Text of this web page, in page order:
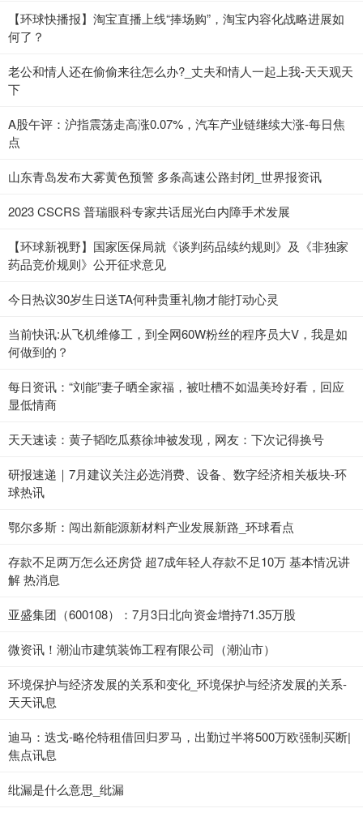
【环球快播报】淘宝直播上线“捧场购”，淘宝内容化战略进展如
何了？
老公和情人还在偷偷来往怎么办?_丈夫和情人一起上我-天天观天
下
A股午评：沪指震荡走高涨0.07%，汽车产业链继续大涨-每日焦
点
山东青岛发布大雾黄色预警 多条高速公路封闭_世界报资讯
2023 CSCRS 普瑞眼科专家共话屈光白内障手术发展
【环球新视野】国家医保局就《谈判药品续约规则》及《非独家
药品竞价规则》公开征求意见
今日热议30岁生日送TA何种贵重礼物才能打动心灵
当前快讯:从飞机维修工，到全网60W粉丝的程序员大V，我是如
何做到的？
每日资讯：“刘能”妻子晒全家福，被吐槽不如温美玲好看，回应
显低情商
天天速读：黄子韬吃瓜蔡徐坤被发现，网友：下次记得换号
研报速递｜7月建议关注必选消费、设备、数字经济相关板块-环
球热讯
鄂尔多斯：闯出新能源新材料产业发展新路_环球看点
存款不足两万怎么还房贷 超7成年轻人存款不足10万 基本情况讲
解 热消息
亚盛集团（600108）：7月3日北向资金增持71.35万股
微资讯！潮汕市建筑装饰工程有限公司（潮汕市）
环境保护与经济发展的关系和变化_环境保护与经济发展的关系-
天天讯息
迪马：迭戈-略伦特租借回归罗马，出勤过半将500万欧强制买断|
焦点讯息
纰漏是什么意思_纰漏